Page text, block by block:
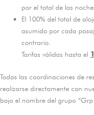
por el total de las
El 100% del total de
asumido por cada
contrario.
Tarifas válidas hasta el
Todas las coordinaciones de
realizarse directamente con
bajo el nombre del grupo “Grp